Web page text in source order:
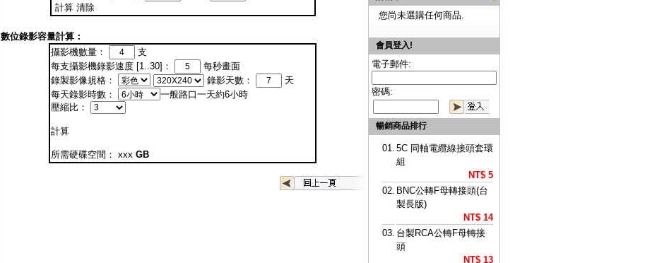
計算 清除
數位錄影容量計算：
攝影機數量：
支
每支攝影機錄影速度 [1..30]：
每秒畫面
錄製影像規格：
錄影天數：
天
每天錄影時數：
一般路口一天約6小時
壓縮比：
計算
所需硬碟空間： xxx GB
您尚未選購任何商品.
會員登入!
電子郵件:
密碼:
暢銷商品排行
01. 5C 同軸電纜線接頭套環
組
NT$ 5
02. BNC公轉F母轉接頭(台
製長版)
NT$ 14
03. 台製RCA公轉F母轉接
頭
NT$ 13